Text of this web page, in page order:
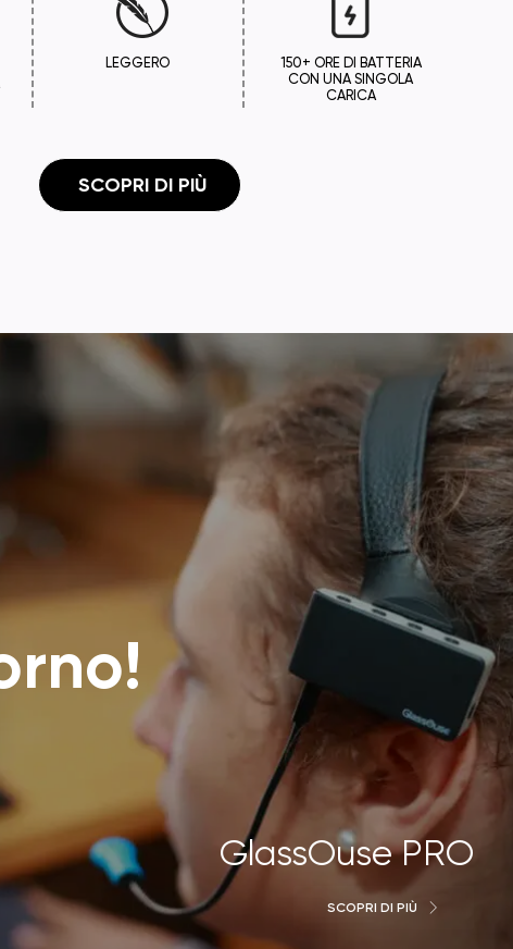
CON UNA SINGOLA
CARICA
SCOPRI DI PIÙ
PRO
3-in-1 di prossima generazione
per persone con disabilità per consentire
GlassOuse PRO
SCOPRI DI PIÙ